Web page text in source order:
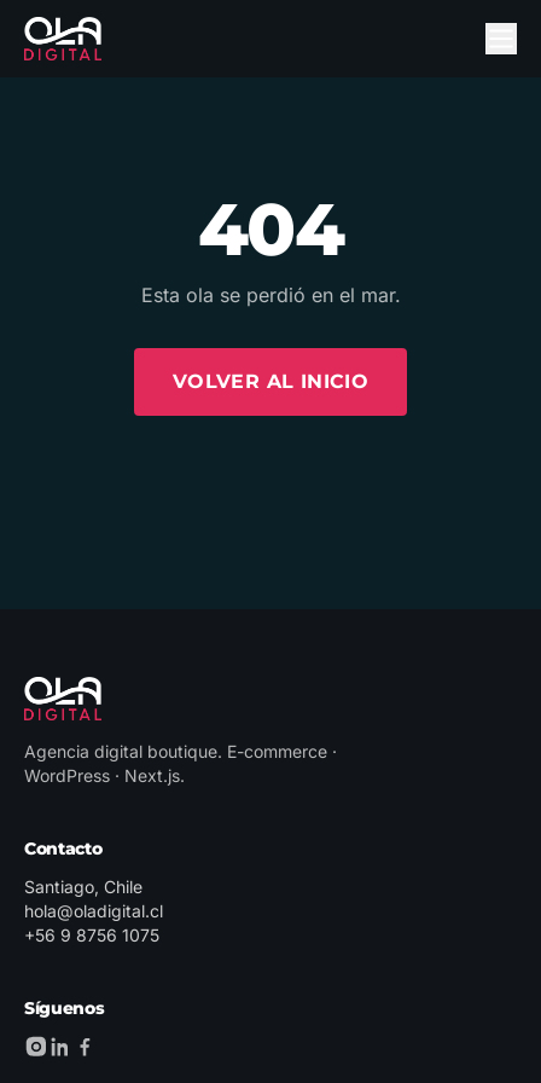
404
Esta ola se perdió en el mar.
VOLVER AL INICIO
Agencia digital boutique. E-commerce ·
WordPress · Next.js.
Contacto
Santiago, Chile
hola@oladigital.cl
+56 9 8756 1075
Síguenos